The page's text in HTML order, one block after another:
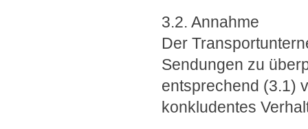
3.2. Annahme
Der
Sendungen zu
entsprechend (3.1)
konkludentes